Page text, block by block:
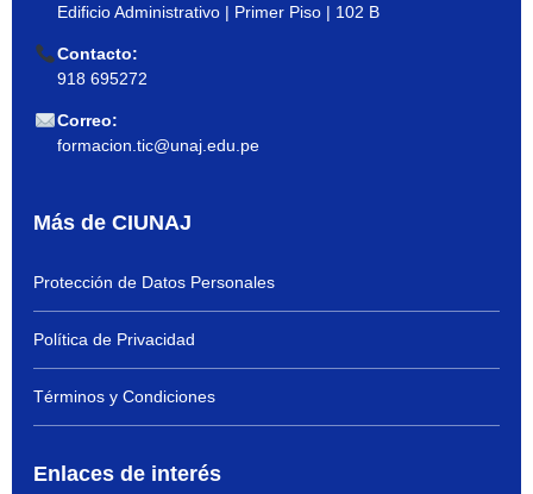
Edificio Administrativo | Primer Piso | 102 B
Contacto:
918 695272
Correo:
formacion.tic@unaj.edu.pe
Más de CIUNAJ
Protección de Datos Personales
Política de Privacidad
Términos y Condiciones
Enlaces de interés